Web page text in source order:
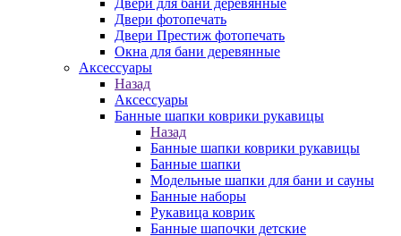
Двери для бани деревянные
Двери фотопечать
Двери Престиж фотопечать
Окна для бани деревянные
Аксессуары
Назад
Аксессуары
Банные шапки коврики рукавицы
Назад
Банные шапки коврики рукавицы
Банные шапки
Модельные шапки для бани и сауны
Банные наборы
Рукавица коврик
Банные шапочки детские